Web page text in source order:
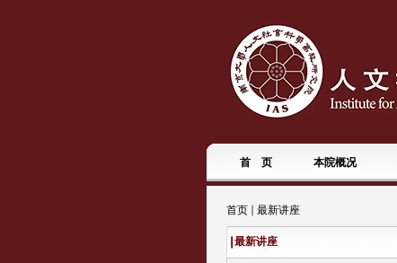
首 页 本院概况
首页 最新讲座
最新讲座